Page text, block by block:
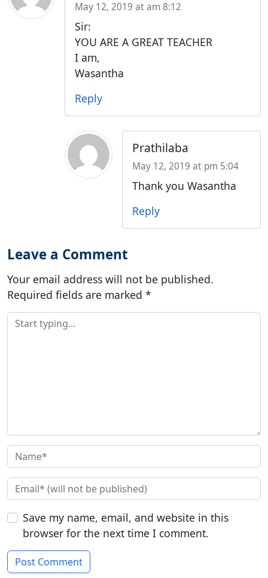
May 12, 2019 at am 8:12
Sir:
YOU ARE A GREAT TEACHER
I am,
Wasantha
Reply
Prathilaba
May 12, 2019 at pm 5:04
Thank you Wasantha
Reply
Leave a Comment
Your email address will not be published.
Required fields are marked *
Save my name, email, and website in this
browser for the next time I comment.